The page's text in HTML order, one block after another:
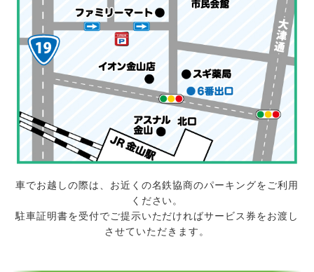
車でお越しの際は、お近くの名鉄協商のパーキングをご利用
ください。
駐車証明書を受付でご提示いただければサービス券をお渡し
させていただきます。